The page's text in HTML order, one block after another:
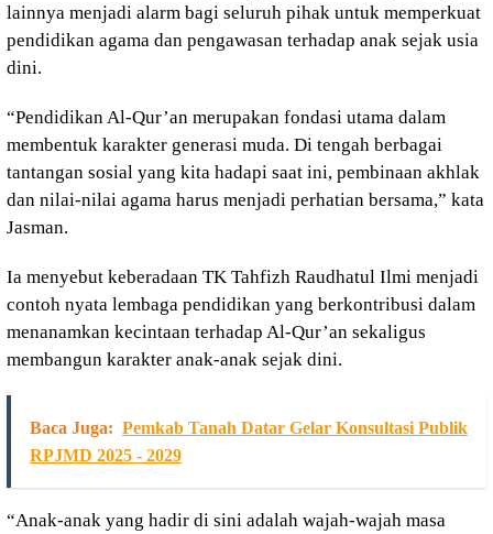
lainnya menjadi alarm bagi seluruh pihak untuk memperkuat
pendidikan agama dan pengawasan terhadap anak sejak usia
dini.
“Pendidikan Al-Qur’an merupakan fondasi utama dalam
membentuk karakter generasi muda. Di tengah berbagai
tantangan sosial yang kita hadapi saat ini, pembinaan akhlak
dan nilai-nilai agama harus menjadi perhatian bersama,” kata
Jasman.
Ia menyebut keberadaan TK Tahfizh Raudhatul Ilmi menjadi
contoh nyata lembaga pendidikan yang berkontribusi dalam
menanamkan kecintaan terhadap Al-Qur’an sekaligus
membangun karakter anak-anak sejak dini.
Baca Juga: Pemkab Tanah Datar Gelar Konsultasi Publik
RPJMD 2025 - 2029
“Anak-anak yang hadir di sini adalah wajah-wajah masa